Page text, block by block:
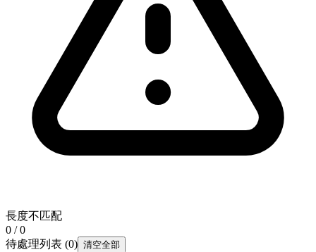
長度不匹配
0 / 0
待處理列表 (0) 清空全部